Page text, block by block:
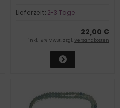
Verlängerungskettchen |
Lieferzeit: 2-3 Tage
22,00 €
inkl. 19 % MwSt. zzgl. Versandkosten